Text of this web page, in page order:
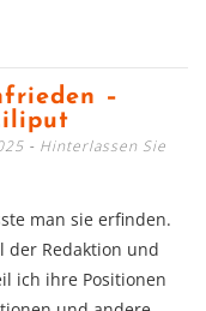
–
Hinterlassen Sie
man sie erfinden.
der Redaktion und
ich ihre Positionen